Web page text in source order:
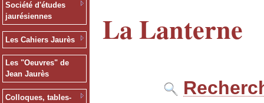
Société d'études
jaurésiennes
Les Cahiers Jaurès
Les "Oeuvres" de
Jean Jaurès
Colloques, tables-
La Lanterne